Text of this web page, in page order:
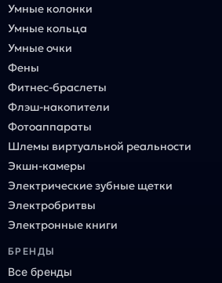
Умные колонки
Умные кольца
Умные очки
Фены
Фитнес-браслеты
Флэш-накопители
Фотоаппараты
Шлемы виртуальной реальности
Экшн-камеры
Электрические зубные щетки
Электробритвы
Электронные книги
БРЕНДЫ
Все бренды